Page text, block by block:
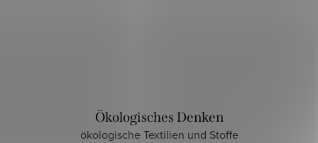
Ökologisches Denken
ökologische Textilien und Stoffe